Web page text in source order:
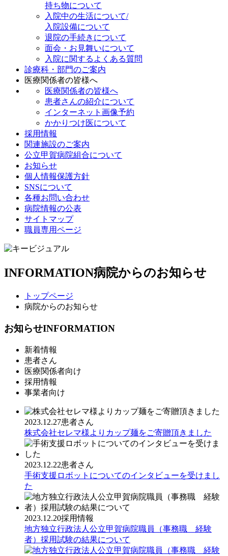
持ち物について
入院中の生活について/
入院設備について
退院の手続きについて
面会・お見舞いについて
入院に関するよくある質問
診療科・部門のご案内
医療関係者の皆様へ
医療関係者の皆様へ
患者さんの紹介について
インターネット画像予約
かかりつけ医について
採用情報
関連施設のご案内
公立甲賀病院組合について
お知らせ
個人情報保護方針
SNSについて
各種お問い合わせ
病院情報の公表
サイトマップ
職員専用ページ
INFORMATION病院からのお知らせ
トップページ
病院からのお知らせ
お知らせINFORMATION
新着情報
患者さん
医療関係者向け
採用情報
事業者向け
2023.12.27患者さん
株式会社セレマ様よりカップ麺をご寄贈頂きました
2023.12.22患者さん
手術支援ロボットについてのインタビューを受けまし
た
2023.12.20採用情報
地方独立行政法人公立甲賀病院職員（事務職 経験
者）採用試験の結果について